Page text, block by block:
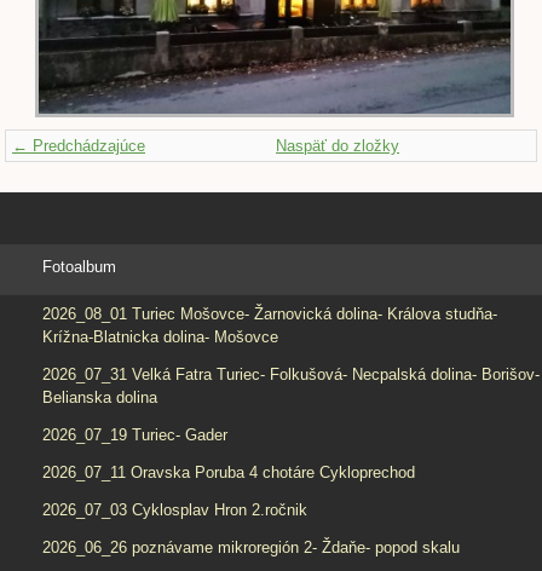
← Predchádzajúce Naspäť do zložky
Fotoalbum
2026_08_01 Turiec Mošovce- Žarnovická dolina- Králova studňa-
Krížna-Blatnicka dolina- Mošovce
2026_07_31 Velká Fatra Turiec- Folkušová- Necpalská dolina- Borišov-
Belianska dolina
2026_07_19 Turiec- Gader
2026_07_11 Oravska Poruba 4 chotáre Cykloprechod
2026_07_03 Cyklosplav Hron 2.ročnik
2026_06_26 poznávame mikroregión 2- Ždaňe- popod skalu